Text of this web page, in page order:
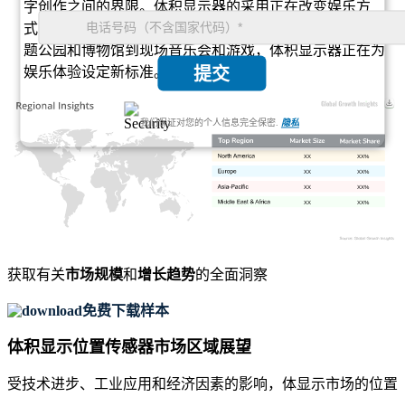
提交
我们保证对您的个人信息完全保密. 隐私
字创作之间的界限。体积显示器的采用正在改变娱乐方
式，将沉浸感、交互性和视觉奇观提升到新的水平。从主
题公园和博物馆到现场音乐会和游戏，体积显示器正在为
娱乐体验设定新标准。
XX%
XX
XX%
XX
XX%
XX
XX%
XX
获取有关市场规模和增长趋势的全面洞察
免费下载样本
体积显示位置传感器市场区域展望
受技术进步、工业应用和经济因素的影响，体显示市场的位置